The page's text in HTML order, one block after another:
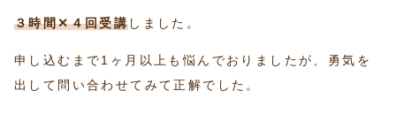
３時間✕４回受講しました。
申し込むまで1ヶ月以上も悩んでおりましたが、勇気を
出して問い合わせてみて正解でした。